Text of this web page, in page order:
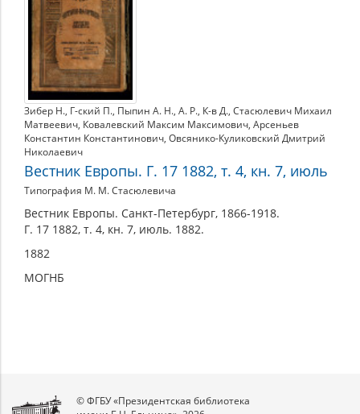
Зибер Н., Г-ский П., Пыпин А. Н., А. Р., К-в Д., Стасюлевич Михаил
Матвеевич, Ковалевский Максим Максимович, Арсеньев
Константин Константинович, Овсянико-Куликовский Дмитрий
Николаевич
Вестник Европы. Г. 17 1882, т. 4, кн. 7, июль
Типография М. М. Стасюлевича
Вестник Европы. Санкт-Петербург, 1866-1918.
Г. 17 1882, т. 4, кн. 7, июль. 1882.
1882
МОГНБ
© ФГБУ «Президентская библиотека